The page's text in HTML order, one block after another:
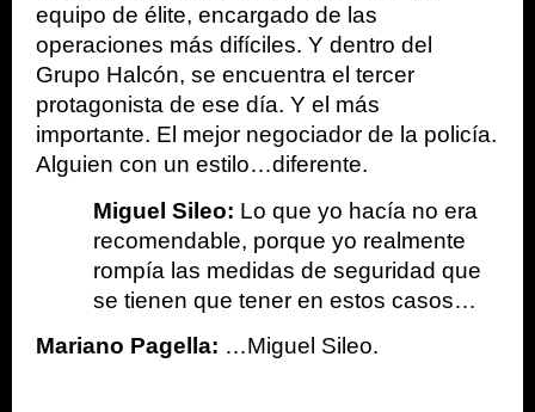
equipo de élite, encargado de las
operaciones más difíciles. Y dentro del
Grupo Halcón, se encuentra el tercer
protagonista de ese día. Y el más
importante. El mejor negociador de la policía.
Alguien con un estilo…diferente.
Miguel Sileo: Lo que yo hacía no era
recomendable, porque yo realmente
rompía las medidas de seguridad que
se tienen que tener en estos casos…
Mariano Pagella: …Miguel Sileo.